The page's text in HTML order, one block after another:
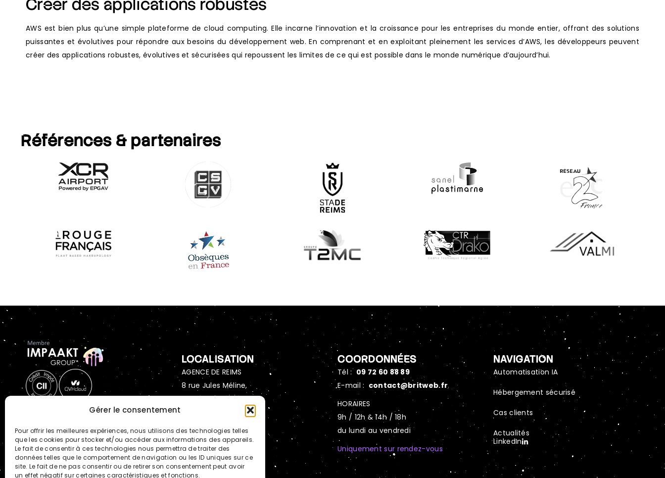
Gérer le consentement
Pour offrir les meilleures expériences, nous utilisons des technologies telles
que les cookies pour stocker et/ou accéder aux informations des appareils.
Le fait de consentir à ces technologies nous permettra de traiter des
données telles que le comportement de navigation ou les ID uniques sur ce
site. Le fait de ne pas consentir ou de retirer son consentement peut avoir
un effet négatif sur certaines caractéristiques et fonctions.
Créer des applications robustes
AWS est bien plus qu’une simple plateforme de cloud computing. Elle incarne l’innovation et la croissance pour les entreprises du monde entier, offrant des solutions
puissantes et évolutives pour répondre aux besoins du développement web. En comprenant et en exploitant pleinement les services d’AWS, les développeurs peuvent
créer des applications robustes, évolutives et sécurisées qui repoussent les limites de ce qui est possible dans le monde numérique d’aujourd’hui.
Références & partenaires
LOCALISATION
AGENCE DE REIMS
8 rue Jules Méline,
51430 Bezannes
27-29 Rue Raffet,
75016 Paris
COORDONNÉES
Tél : 09 72 60 88 89
E-mail : contact@britweb.fr
HORAIRES
9h / 12h & 14h / 18h
du lundi au vendredi
Uniquement sur rendez-vous
NAVIGATION
Automatisation IA
Hébergement sécurisé
Cas clients
Actualités
LinkedIn